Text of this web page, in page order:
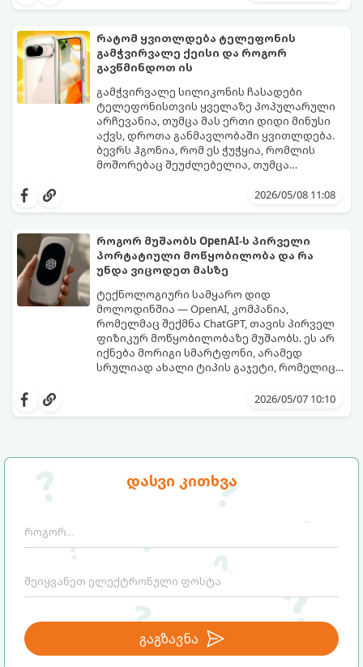
დასვი კითხვა
გაგზავნა
რატომ ყვითლდება ტელეფონის
გამჭვირვალე ქეისი და როგორ
გავწმინდოთ ის
გამჭვირვალე სილიკონის ჩასადები
ტელეფონისთვის ყველაზე პოპულარული
არჩევანია, თუმცა მას ერთი დიდი მინუსი
აქვს, დროთა განმავლობაში ყვითლდება.
ბევრს ჰგონია, რომ ეს ჭუჭყია, რომლის
მოშორებაც შეუძლებელია, თუმცა
პირვანდელ სახეს დაუბრუნებს.2026/05/08 11:08
როგორ მუშაობს OpenAI-ს პირველი
პორტატიული მოწყობილობა და რა
უნდა ვიცოდეთ მასზე
ტექნოლოგიური სამყარო დიდ
მოლოდინშია — OpenAI, კომპანია,
რომელმაც შექმნა ChatGPT, თავის პირველ
ფიზიკურ მოწყობილობაზე მუშაობს. ეს არ
იქნება მორიგი სმარტფონი, არამედ
სრულიად ახალი ტიპის გაჯეტი, რომელიც
დეტალებია ცნობილი ამ მოწყობილობის
2026/05/07 10:10